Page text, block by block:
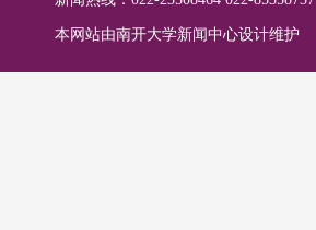
本网站由南开大学新闻中心设计维护